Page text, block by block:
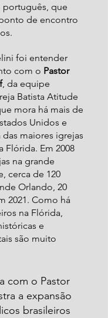
que
de encontro
foi entender
com o Pastor
, da equipe
Batista Atitude
mora há mais de
Unidos e
maiores igrejas
Flórida. Em 2008
na grande
cerca de 120
Orlando, 20
2021. Como há
na Flórida,
e
são muito
com o Pastor
a expansão
brasileiros